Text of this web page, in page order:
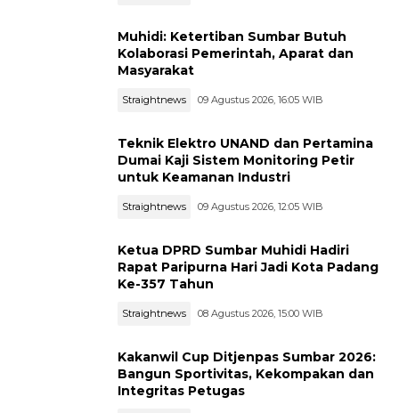
Muhidi: Ketertiban Sumbar Butuh
Kolaborasi Pemerintah, Aparat dan
Masyarakat
Straightnews 09 Agustus 2026, 16:05 WIB
Teknik Elektro UNAND dan Pertamina
Dumai Kaji Sistem Monitoring Petir
untuk Keamanan Industri
Straightnews 09 Agustus 2026, 12:05 WIB
Ketua DPRD Sumbar Muhidi Hadiri
Rapat Paripurna Hari Jadi Kota Padang
Ke-357 Tahun
Straightnews 08 Agustus 2026, 15:00 WIB
Kakanwil Cup Ditjenpas Sumbar 2026:
Bangun Sportivitas, Kekompakan dan
Integritas Petugas